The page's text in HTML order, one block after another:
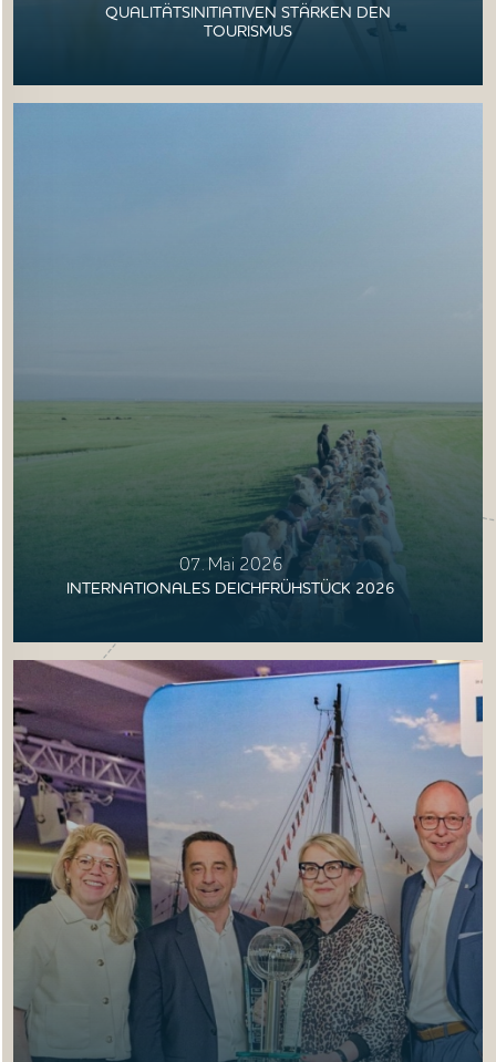
QUALITÄTSINITIATIVEN STÄRKEN DEN
TOURISMUS
07. Mai 2026
INTERNATIONALES DEICHFRÜHSTÜCK 2026